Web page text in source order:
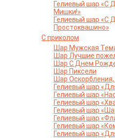
Гелиевый шар «С
Мишки!»
Гелиевый шар «С
Простоквашино»
С приколом
Шар Мужская
Шар Лучшие
Шар С Днем
Шар Пиксели
Шар
Гелиевый шар
Гелиевый шар
Гелиевый шар
Гелиевый шар
Гелиевый шар
Гелиевый шар
Гелиевый шар